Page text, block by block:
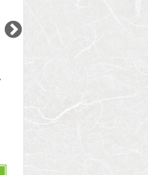
東京メトロ東西線
『早稲田駅』徒歩
間取り：3LDK